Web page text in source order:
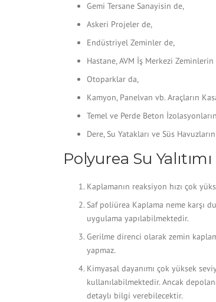
Gemi Tersane Sanayisin de,
Askeri Projeler de,
Endüstriyel Zeminler de,
Hastane, AVM İş Merkezi Zeminlerin
Otoparklar da,
Kamyon, Panelvan vb. Araçların
Temel ve Perde Beton
Dere, Su Yatakları ve Süs
Polyurea Su
Kaplamanın reaksiyon hızı çok
Saf poliürea Kaplama neme karşı
uygulama yapılabilmektedir.
Gerilme direnci olarak zemin
yapmaz.
Kimyasal dayanımı çok yüksek
kullanılabilmektedir. Ancak
detaylı bilgi verebilecektir.